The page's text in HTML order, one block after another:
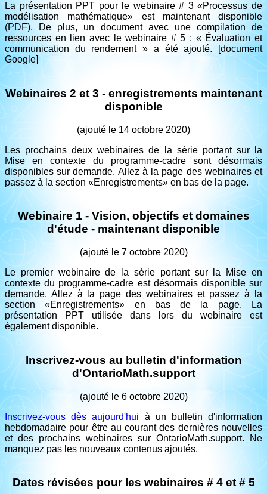
La présentation PPT pour le webinaire # 3 «Processus de
modélisation mathématique» est maintenant disponible
(PDF). De plus, un document avec une compilation de
ressources en lien avec le webinaire # 5 : « Évaluation et
communication du rendement » a été ajouté. [document
Google]
Webinaires 2 et 3 - enregistrements maintenant
disponible
(ajouté le 14 octobre 2020)
Les prochains deux webinaires de la série portant sur la
Mise en contexte du programme-cadre sont désormais
disponibles sur demande. Allez à la page des webinaires et
passez à la section «Enregistrements» en bas de la page.
Webinaire 1 - Vision, objectifs et domaines
d'étude - maintenant disponible
(ajouté le 7 octobre 2020)
Le premier webinaire de la série portant sur la Mise en
contexte du programme-cadre est désormais disponible sur
demande. Allez à la page des webinaires et passez à la
section «Enregistrements» en bas de la page. La
présentation PPT utilisée dans lors du webinaire est
également disponible.
Inscrivez-vous au bulletin d'information
d'OntarioMath.support
(ajouté le 6 octobre 2020)
Inscrivez-vous dès aujourd'hui à un bulletin d'information
hebdomadaire pour être au courant des dernières nouvelles
et des prochains webinaires sur OntarioMath.support. Ne
manquez pas les nouveaux contenus ajoutés.
Dates révisées pour les webinaires # 4 et # 5